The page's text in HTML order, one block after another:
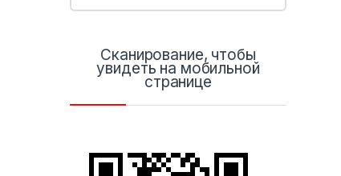
Сканирование, чтобы
увидеть на мобильной
странице